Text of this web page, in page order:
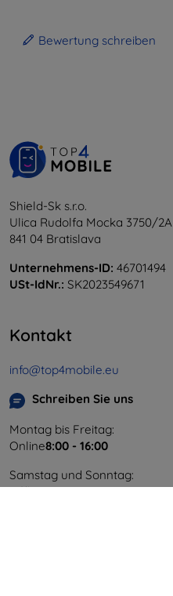
Bewertung schreiben
Shield-Sk s.r.o.
Ulica Rudolfa Mocka 3750/2A
841 04 Bratislava
Unternehmens-ID: 46701494
USt-IdNr.: SK2023549671
Kontakt
info@top4mobile.eu
Schreiben Sie uns
Montag bis Freitag:
Online8:00 - 16:00
Samstag und Sonntag:
Offline